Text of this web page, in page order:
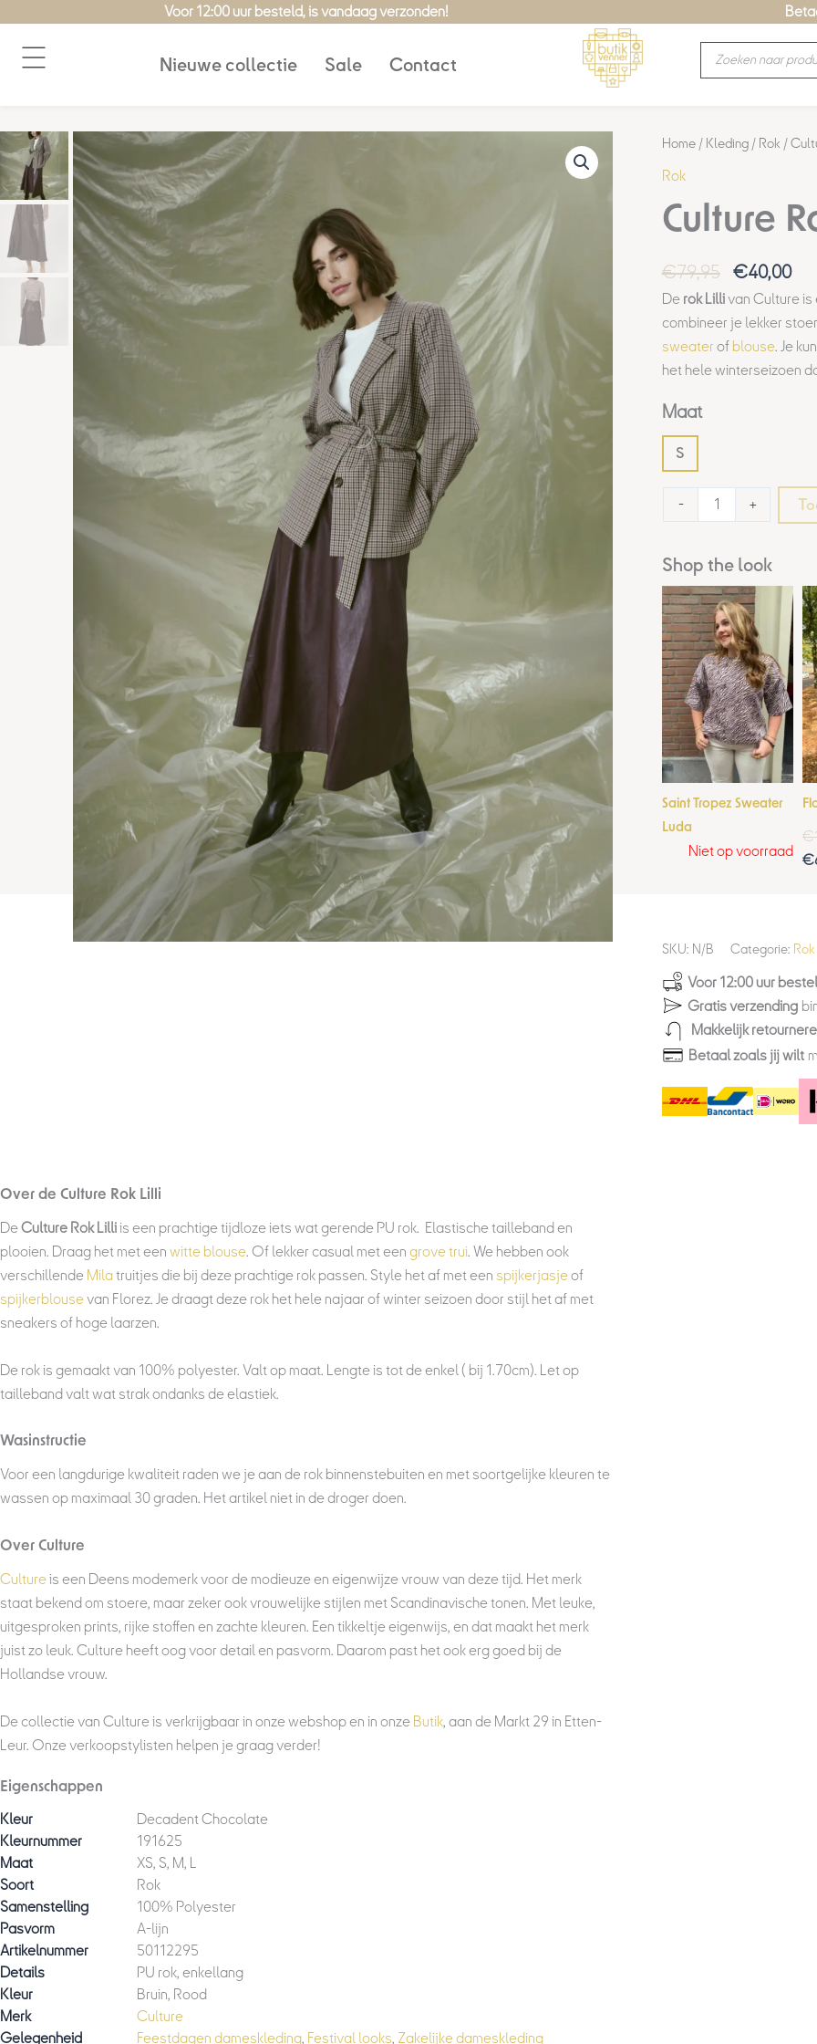
Voor 12:00 uur besteld, is vandaag verzonden!
Nieuwe collectie Sale Contact
Producten
zoeken
Home/ Kleding/ Rok /
Rok
Culture
€79,95
€79,95.
€40,00
Derok Lillivan Culture is
combineer je lekker
sweater of blouse. Je
het hele winterseizoen
Maat
S
-
Culture
Rok
aantal
+
Shop the look
Saint Tropez Sweater
Luda
Niet op voorraad
€
€
SKU: N/B Categorie: Rok
Voor 12:00 uur
Gratis verzending
Makkelijk
Betaal zoals jij wilt
Over de Culture Rok Lilli
DeCulture Rok Lilliis een prachtige tijdloze iets wat gerende PU rok. Elastische tailleband en
plooien. Draag het met een witte blouse. Of lekker casual met een grove trui. We hebben ook
verschillende Milatruitjes die bij deze prachtige rok passen. Style het af met een spijkerjasjeof
spijkerblousevan Florez. Je draagt deze rok het hele najaar of winter seizoen door stijl het af met
sneakers of hoge laarzen.
De rok is gemaakt van 100% polyester. Valt op maat. Lengte is tot de enkel ( bij 1.70cm). Let op
tailleband valt wat strak ondanks de elastiek.
Wasinstructie
Voor een langdurige kwaliteit raden we je aan de rok binnenstebuiten en met soortgelijke kleuren te
wassen op maximaal 30 graden. Het artikel niet in de droger doen.
Over Culture
Cultureis een Deens modemerk voor de modieuze en eigenwijze vrouw van deze tijd. Het merk
staat bekend om stoere, maar zeker ook vrouwelijke stijlen met Scandinavische tonen. Met leuke,
uitgesproken prints, rijke stoffen en zachte kleuren. Een tikkeltje eigenwijs, en dat maakt het merk
juist zo leuk. Culture heeft oog voor detail en pasvorm. Daarom past het ook erg goed bij de
Hollandse vrouw.
De collectie van Culture is verkrijgbaar in onze webshop en in onze Butik, aan de Markt 29 in Etten-
Leur. Onze verkoopstylisten helpen je graag verder!
Eigenschappen
Kleur
Decadent Chocolate
Kleurnummer
191625
Maat
XS, S, M, L
Soort
Rok
Samenstelling
100% Polyester
Pasvorm
A-lijn
Artikelnummer
50112295
Details
PU rok, enkellang
Kleur
Bruin, Rood
Merk
Culture
Gelegenheid
Feestdagen dameskleding, Festival looks, Zakelijke dameskleding